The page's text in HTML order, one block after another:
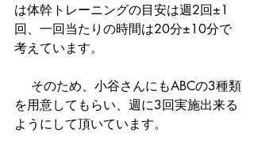
は体幹トレーニングの目安は週2回±1
回、一回当たりの時間は20分±10分で
考えています。
を用意してもらい、週に3回実施出来る
ようにして頂いています。